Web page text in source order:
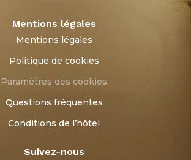
Mentions légales
Mentions légales
Politique de cookies
Paramètres des cookies
Questions fréquentes
Conditions de l’hôtel
Suivez-nous